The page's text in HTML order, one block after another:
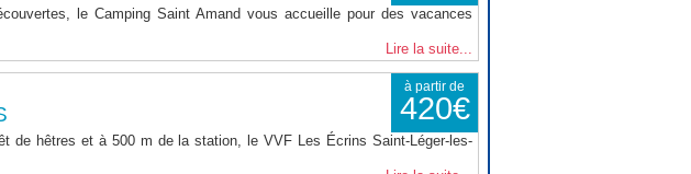
le Camping Saint Amand vous accueille pour des vacances
Lire la suite...
à partir de
420€
de hêtres et à 500 m de la station, le VVF Les Écrins Saint-Léger-les-